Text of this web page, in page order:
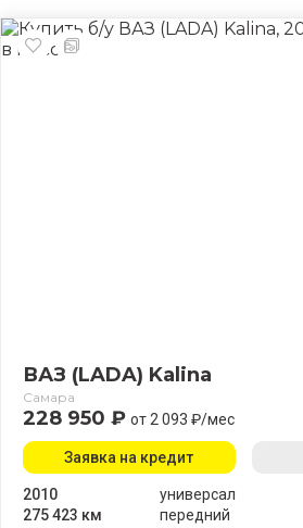
ВАЗ (LADA) Kalina
Самара
228 950 ₽ от 2 093 ₽/мес
2010
275 423 км
универсал
передний
Заявка на кредит